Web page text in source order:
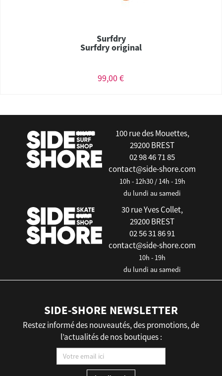
Surfdry
Surfdry original
99,00 €
100 rue des Mouettes,
29200 BREST
02 98 46 71 85
contact@side-shore.com
10h - 12h30 / 14h - 19h
du lundi au samedi
30 rue Yves Collet,
29200 BREST
02 56 31 86 91
contact@side-shore.com
10h - 19h
du lundi au samedi
SIDE-SHORE NEWSLETTER
Restez informé des nouveautés, des promotions, de
l’actualités de nos boutiques :